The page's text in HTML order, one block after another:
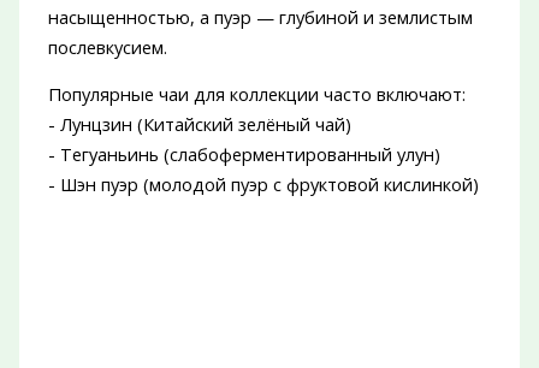
насыщенностью, а пуэр — глубиной и землистым
послевкусием.
Популярные чаи для коллекции часто включают:
- Лунцзин (Китайский зелёный чай)
- Тегуаньинь (слабоферментированный улун)
- Шэн пуэр (молодой пуэр с фруктовой кислинкой)